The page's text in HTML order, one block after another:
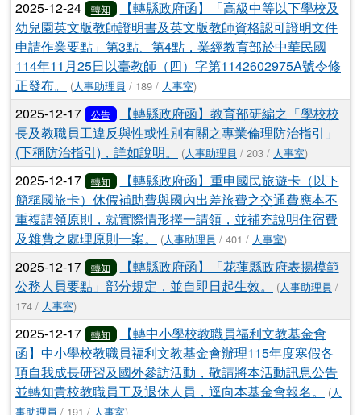
2025-12-24 轉知
【轉縣政府函】「高級中等以下學校及
幼兒園英文版教師證明書及英文版教師資格認可證明文件
申請作業要點」第3點、第4點，業經教育部於中華民國
114年11月25日以臺教師（四）字第1142602975A號令修
正發布。
(人事助理員 / 189 / 人事室)
2025-12-17 公告
【轉縣政府函】教育部研編之「學校校
長及教職員工違反與性或性別有關之專業倫理防治指引」
(下稱防治指引)，詳如說明。
(人事助理員 / 203 / 人事室)
2025-12-17 轉知
【轉縣政府函】重申國民旅遊卡（以下
簡稱國旅卡）休假補助費與國內出差旅費之交通費應本不
重複請領原則，就實際情形擇一請領，並補充說明住宿費
及雜費之處理原則一案。
(人事助理員 / 401 / 人事室)
2025-12-17 轉知
【轉縣政府函】「花蓮縣政府表揚模範
公務人員要點」部分規定，並自即日起生效。
(人事助理員 /
174 / 人事室)
2025-12-17 轉知
【轉中小學校教職員福利文教基金會
函】中小學校教職員福利文教基金會辦理115年度寒假各
項自我成長研習及國外參訪活動，敬請將本活動訊息公告
並轉知貴校教職員工及退休人員，逕向本基金會報名。
(人
事助理員 / 191 / 人事室)